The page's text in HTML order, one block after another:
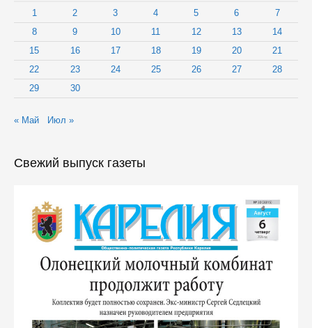
1 2 3 4 5 6
7
8
9 10 11 12 13
14
15
16 17 18 19 20
21
22
23 24 25 26 27
28
29
30
« Май Июл »
Свежий выпуск газеты